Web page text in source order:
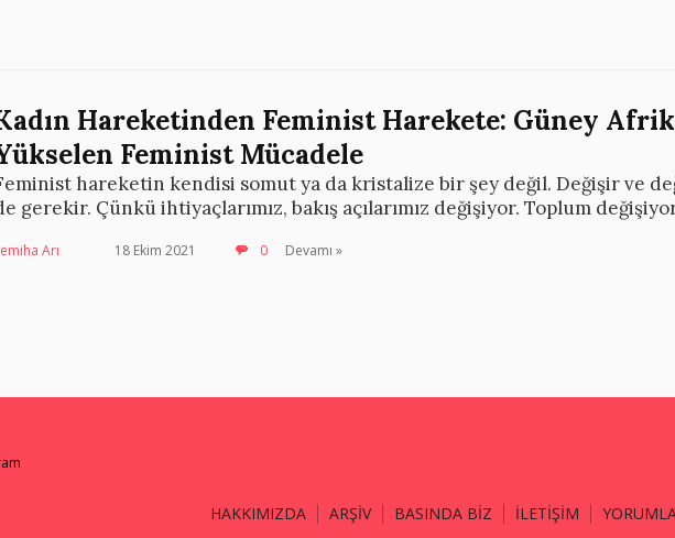
Hareketinden Feminist Harekete: Güney
Feminist Mücadele
hareketin kendisi somut ya da kristalize bir şey değil. Değişir ve
gerekir. Çünkü ihtiyaçlarımız, bakış açılarımız değişiyor. Toplum
Arı 18 Ekim 2021 0 Devamı »
HAKKIMIZDA ARŞİV BASINDA BİZ İLETİŞİM